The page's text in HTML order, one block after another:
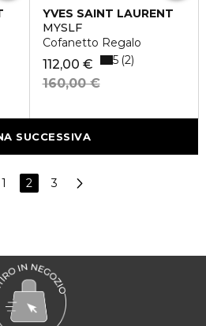
YVES SAINT LAURENT
MYSLF
Cofanetto Regalo
112,00 €
160,00 €
5 2
SUCCESSIVA
1 2 3